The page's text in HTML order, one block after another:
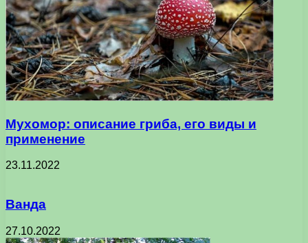
Мухомор: описание гриба, его виды и
применение
23.11.2022
Ванда
27.10.2022